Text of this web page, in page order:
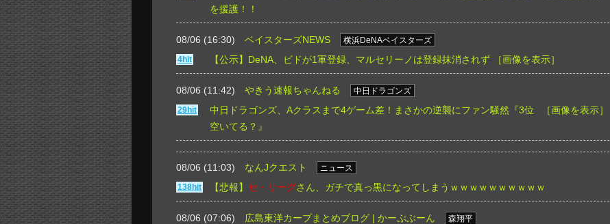
を援護！！
08/06 (16:30) ベイスターズNEWS
横浜DeNAベイスターズ
4hit
【公示】DeNA、ビドが1軍登録、マルセリーノは登録抹消されず ［画像を表示］
08/06 (11:42) やきう速報ちゃんねる
中日ドラゴンズ
29hit
中日ドラゴンズ、Aクラスまで4ゲーム差！まさかの逆襲にファン騒然『3位
空いてる？』
［画像を表示］
08/06 (11:03) なんJクエスト
ニュース
138hit
【悲報】 セ・リーグさん、ガチで真っ黒になってしまうｗｗｗｗｗｗｗｗｗｗ
08/06 (07:06) 広島東洋カープまとめブログ | かーぷぶーん
森翔平